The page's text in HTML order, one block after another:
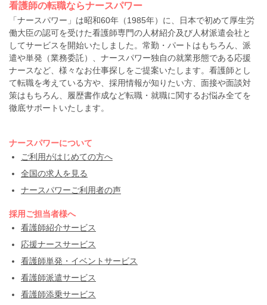
看護師の転職ならナースパワー
「ナースパワー」は昭和60年（1985年）に、日本で初めて厚生労
働大臣の認可を受けた看護師専門の人材紹介及び人材派遣会社と
してサービスを開始いたしました。常勤・パートはもちろん、派
遣や単発（業務委託）、ナースパワー独自の就業形態である応援
ナースなど、様々なお仕事探しをご提案いたします。看護師とし
て転職を考えている方や、採用情報が知りたい方、面接や面談対
策はもちろん、履歴書作成など転職・就職に関するお悩み全てを
徹底サポートいたします。
ナースパワーについて
ご利用がはじめての方へ
全国の求人を見る
ナースパワーご利用者の声
採用ご担当者様へ
看護師紹介サービス
応援ナースサービス
看護師単発・イベントサービス
看護師派遣サービス
看護師添乗サービス